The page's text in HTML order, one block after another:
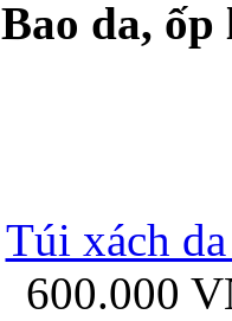
Ốp lưng silicon
Bao da,
Túi xách
600.000